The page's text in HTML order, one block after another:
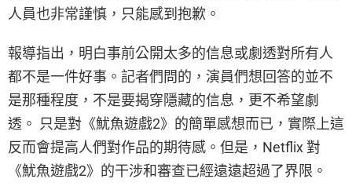
人員也非常謹慎，只能感到抱歉。
報導指出，明白事前公開太多的信息或劇透對所有人
都不是一件好事。記者們問的，演員們想回答的並不
是那種程度，不是要揭穿隱藏的信息，更不希望劇
透。 只是對《魷魚遊戲2》的簡單感想而已，實際上這
反而會提高人們對作品的期待感。但是，Netflix 對
《魷魚遊戲2》的干涉和審查已經遠遠超過了界限。